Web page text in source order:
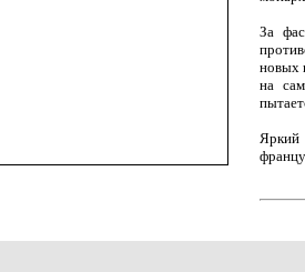
За
новых
на
Яркий